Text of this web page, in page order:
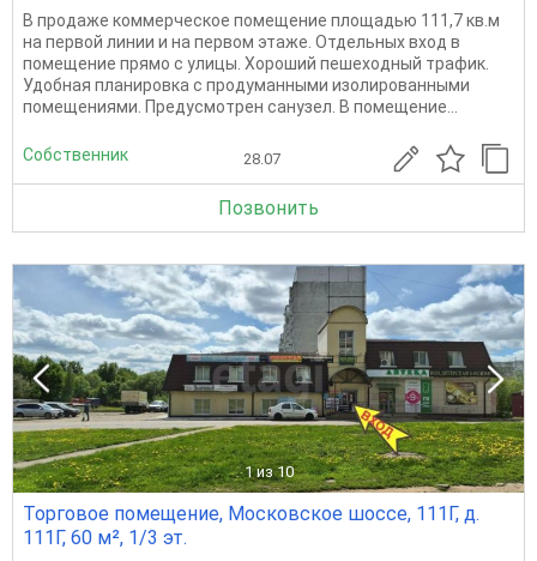
В продаже коммерческое помещение площадью 111,7 кв.м
на первой линии и на первом этаже. Отдельных вход в
помещение прямо с улицы. Хороший пешеходный трафик.
Удобная планировка с продуманными изолированными
помещениями. Предусмотрен санузел. В помещение...
Собственник 28.07
Позвонить
1 из 10
Торговое помещение, Московское шоссе, 111Г, д.
111Г, 60 м², 1/3 эт.